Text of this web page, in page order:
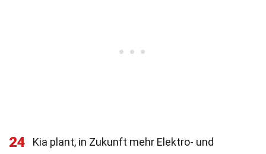
24
Kia plant, in Zukunft mehr Elektro- und